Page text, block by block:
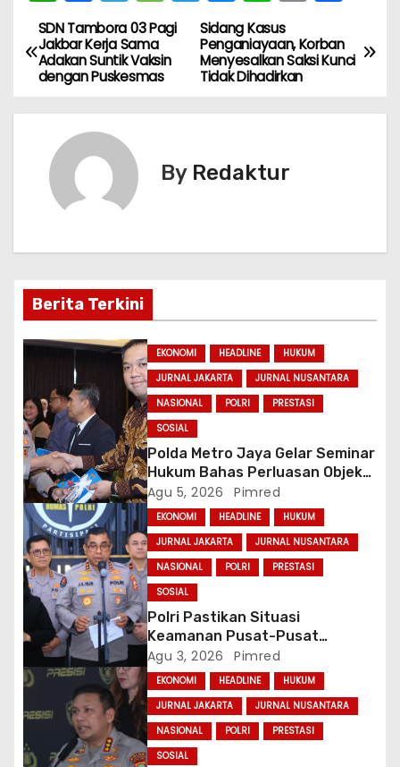
h
a
ts
p
p
a
c
e
o
o
k
el
e
gr
e
s
s
e
w
itt
er
e
s
s
g
er
n
e
m
ai
l
ar
e
N
a
v
s
p
s
Sidang Kasus
Penganiayaan, Korban
Menyesalkan Saksi Kunci
Tidak Dihadirkan
SDN Tambora 03 Pagi
Jakbar Kerja Sama
Adakan Suntik Vaksin
dengan Puskesmas
By Redaktur
Berita Terkini
EKONOMI HEADLINE
HUKUM
JURNAL JAKARTA
JURNAL NUSANTARA
NASIONAL
POLRI
PRESTASI
SOSIAL
Polda Metro Jaya Gelar Seminar
Hukum Bahas Perluasan Objek
Praperadilan dalam KUHAP Baru
Agu 5, 2026 Pimred
EKONOMI HEADLINE
HUKUM
JURNAL JAKARTA
JURNAL NUSANTARA
NASIONAL
POLRI
PRESTASI
SOSIAL
Polri Pastikan Situasi
Keamanan Pusat-Pusat
Ekonomi Nasional Tetap
Kondusif
Agu 3, 2026 Pimred
EKONOMI HEADLINE
HUKUM
JURNAL JAKARTA
JURNAL NUSANTARA
NASIONAL
POLRI
PRESTASI
SOSIAL